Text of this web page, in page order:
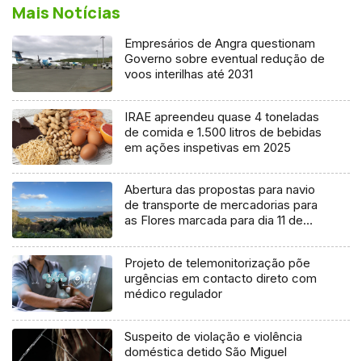
Mais Notícias
Empresários de Angra questionam
Governo sobre eventual redução de
voos interilhas até 2031
IRAE apreendeu quase 4 toneladas
de comida e 1.500 litros de bebidas
em ações inspetivas em 2025
Abertura das propostas para navio
de transporte de mercadorias para
as Flores marcada para dia 11 de
Projeto de telemonitorização põe
urgências em contacto direto com
médico regulador
Suspeito de violação e violência
doméstica detido São Miguel